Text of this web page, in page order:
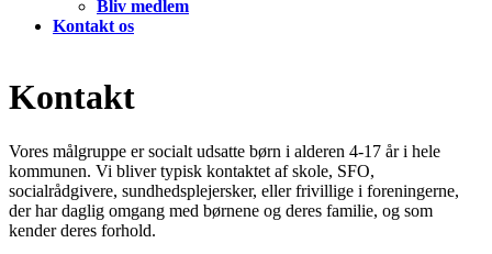
Bliv medlem
Kontakt os
Kontakt
Vores målgruppe er socialt udsatte børn i alderen 4-17 år i hele
kommunen. Vi bliver typisk kontaktet af skole, SFO,
socialrådgivere, sundhedsplejersker, eller frivillige i foreningerne,
der har daglig omgang med børnene og deres familie, og som
kender deres forhold.